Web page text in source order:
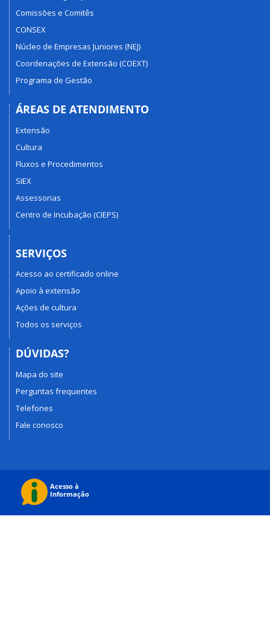
Comissões e Comitês
CONSEX
Núcleo de Empresas Juniores (NEJ)
Coordenações de Extensão (COEXT)
Programa de Gestão
ÁREAS DE ATENDIMENTO
Extensão
Cultura
Fluxos e Procedimentos
SIEX
Assessorias
Centro de Incubação (CIEPS)
SERVIÇOS
Acesso ao certificado online
Apoio à extensão
Ações de cultura
Todos os serviços
DÚVIDAS?
Mapa do site
Perguntas frequentes
Telefones
Fale conosco